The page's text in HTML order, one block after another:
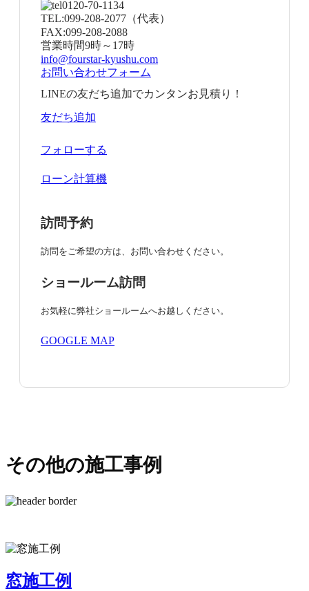
0120-70-1134
TEL:099-208-2077 （代表）
FAX:099-208-2088
営業時間9時～17時
info@fourstar-kyushu.com
お問い合わせフォーム
LINEの友だち追加でカンタンお見積り！
友だち追加
フォローする
ローン計算機
訪問予約
訪問をご希望の方は、お問い合わせください。
ショールーム訪問
お気軽に弊社ショールームへお越しください。
GOOGLE MAP
その他の施工事例
窓施工例